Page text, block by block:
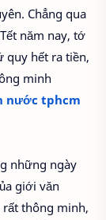
Chẳng qua
năm nay, tớ
quy hết ra tiền,
minh
nước tphcm
những ngày
giới văn
thông minh,